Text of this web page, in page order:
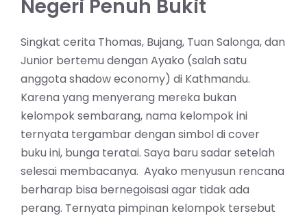
Negeri Penuh Bukit
Singkat cerita Thomas, Bujang, Tuan Salonga, dan
Junior bertemu dengan Ayako (salah satu
anggota shadow economy) di Kathmandu.
Karena yang menyerang mereka bukan
kelompok sembarang, nama kelompok ini
ternyata tergambar dengan simbol di cover
buku ini, bunga teratai. Saya baru sadar setelah
selesai membacanya. Ayako menyusun rencana
berharap bisa bernegoisasi agar tidak ada
perang. Ternyata pimpinan kelompok tersebut